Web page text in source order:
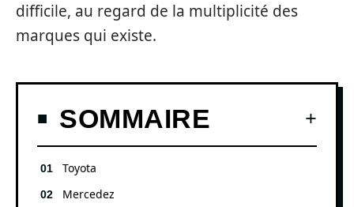
difficile, au regard de la multiplicité des
marques qui existe.
SOMMAIRE
Toyota
Mercedez